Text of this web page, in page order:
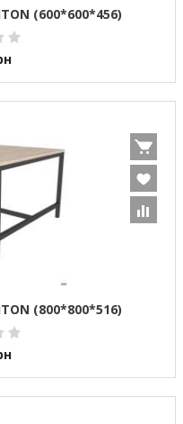
(600*600*456)
(800*800*516)